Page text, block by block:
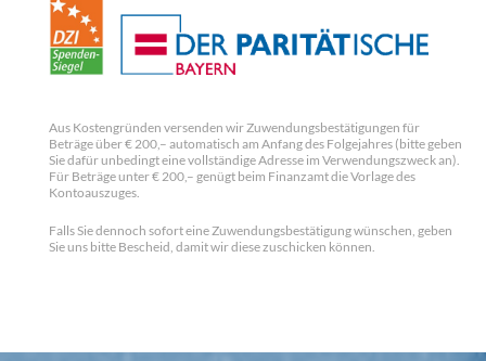
Aus Kostengründen versenden wir Zuwendungsbestätigungen für
Beträge über € 200,– automatisch am Anfang des Folgejahres (bitte geben
Sie dafür unbedingt eine vollständige Adresse im Verwendungszweck an).
Für Beträge unter € 200,– genügt beim Finanzamt die Vorlage des
Kontoauszuges.
Falls Sie dennoch sofort eine Zuwendungsbestätigung wünschen, geben
Sie uns bitte Bescheid, damit wir diese zuschicken können.